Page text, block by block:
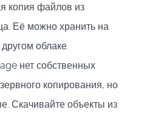
копия файлов из
Её можно хранить на
облаке.
нет собственных
копирования, но
Скачивайте объекты из